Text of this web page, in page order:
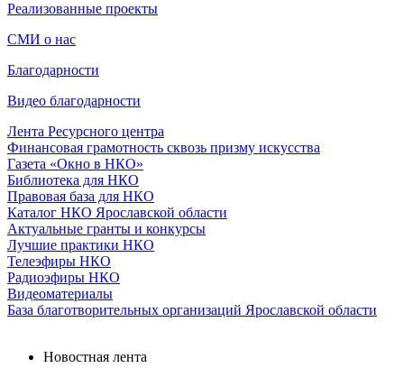
Реализованные проекты
СМИ о нас
Благодарности
Видео благодарности
Лента Ресурсного центра
Финансовая грамотность сквозь призму искусства
Газета «Окно в НКО»
Библиотека для НКО
Правовая база для НКО
Каталог НКО Ярославской области
Актуальные гранты и конкурсы
Лучшие практики НКО
Телеэфиры НКО
Радиоэфиры НКО
Видеоматериалы
База благотворительных организаций Ярославской области
Новостная лента